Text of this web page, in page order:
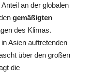
an der globalen
gemäßigten
des Klimas.
Asien auftretenden
über den großen
die